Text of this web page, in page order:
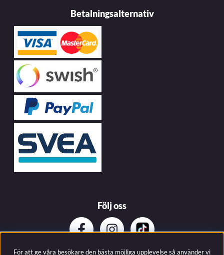
Betalningsalternativ
Följ oss
För att ge våra besökare den bästa möjliga upplevelse så använder vi